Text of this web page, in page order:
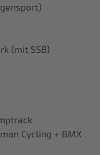
(mit SSB)
Cycling + BMX